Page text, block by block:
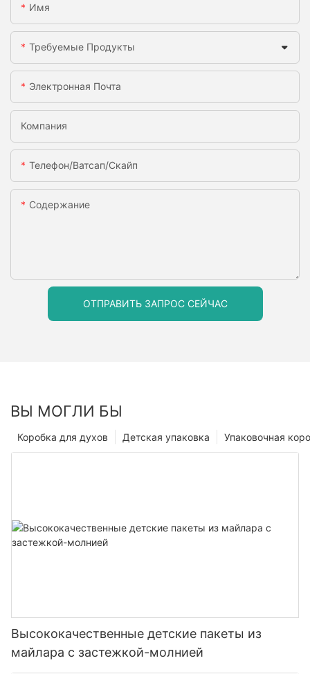
Имя
Требуемые Продукты
Электронная Почта
Компания
Телефон/ватсап/скайп
Содержание
ОТПРАВИТЬ ЗАПРОС СЕЙЧАС
ВЫ МОГЛИ БЫ
Упаковочная
Детская упаковка
Коробка для духов
Высококачественные детские пакеты из
майлара с застежкой-молнией